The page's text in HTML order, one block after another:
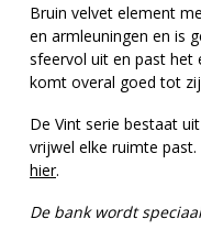
Bruin velvet element
en armleuningen en is
sfeervol uit en past het
komt overal goed tot
De Vint serie bestaat
vrijwel elke ruimte
hier.
De bank wordt